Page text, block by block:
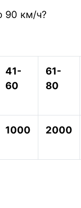
90 км/ч?
41-
60
61-
80
1000 2000